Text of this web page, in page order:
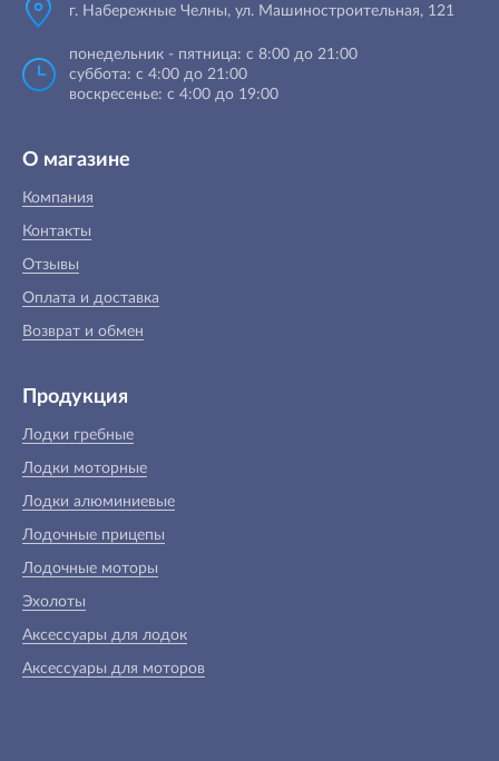
г. Набережные Челны, ул. Машиностроительная, 121
понедельник - пятница: с 8:00 до 21:00
суббота: с 4:00 до 21:00
воскресенье: с 4:00 до 19:00
О магазине
Компания
Контакты
Отзывы
Оплата и доставка
Возврат и обмен
Продукция
Лодки гребные
Лодки моторные
Лодки алюминиевые
Лодочные прицепы
Лодочные моторы
Эхолоты
Аксессуары для лодок
Аксессуары для моторов